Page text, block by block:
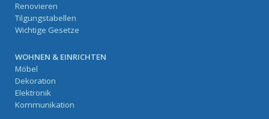
Renovieren
Tilgungstabellen
Wichtige Gesetze
WOHNEN & EINRICHTEN
Möbel
Dekoration
Elektronik
Kommunikation